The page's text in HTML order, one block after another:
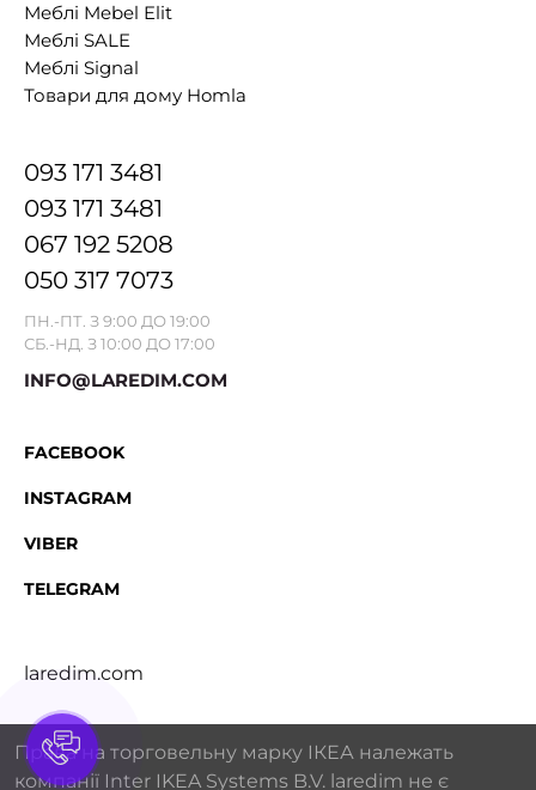
Меблі Mebel Elit
Меблі SALE
Меблі Signal
Товари для дому Homla
093 171 3481
093 171 3481
067 192 5208
050 317 7073
ПН.-ПТ. З 9:00 ДО 19:00
СБ.-НД. З 10:00 ДО 17:00
INFO@LAREDIM.COM
FACEBOOK
INSTAGRAM
VIBER
TELEGRAM
laredim.com
Права на торговельну марку IКЕА належать
компанії Inter IKEA Systems B.V. laredim не є